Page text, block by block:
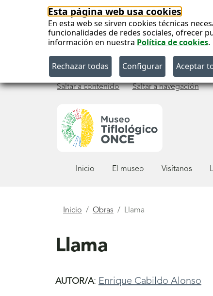
Esta página web usa cookies
En esta web se sirven cookies técnicas
funcionalidades de redes sociales, ofrecer
información en nuestra Política de cookies.
Saltar a contenido Saltar a navegación
Inicio El museo Visítanos
Está
Inicio Obras Llama
Llama
AUTOR/A: Enrique Cabildo Alonso